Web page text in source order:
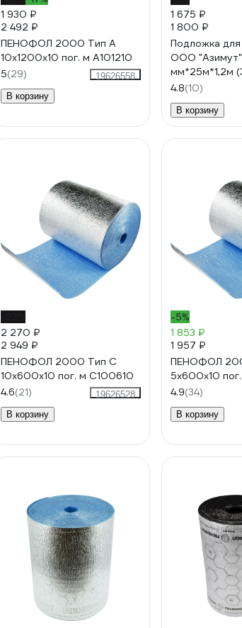
1 930 ₽
2 492 ₽
ПЕНОФОЛ 2000 Тип А
10x1200x10 пог. м А101210
5(29)
19626558
В корзину
1 675 ₽
1 800 ₽
Подложка для
ООО "Азимут"
мм*25м*1,2м
4.8(10)
В корзину
2 270 ₽
2 949 ₽
ПЕНОФОЛ 2000 Тип С
10x600x10 пог. м С100610
4.6(21)
19626528
В корзину
-5%
1 853 ₽
1 957 ₽
ПЕНОФОЛ
5x600x10
4.9(34)
В корзину